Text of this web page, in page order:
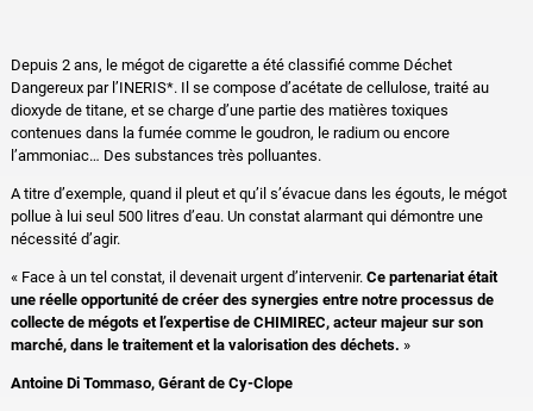
Depuis 2 ans, le mégot de cigarette a été classifié comme Déchet
Dangereux par l’INERIS*. Il se compose d’acétate de cellulose, traité au
dioxyde de titane, et se charge d’une partie des matières toxiques
contenues dans la fumée comme le goudron, le radium ou encore
l’ammoniac… Des substances très polluantes.
A titre d’exemple, quand il pleut et qu’il s’évacue dans les égouts, le mégot
pollue à lui seul 500 litres d’eau. Un constat alarmant qui démontre une
nécessité d’agir.
« Face à un tel constat, il devenait urgent d’intervenir. Ce partenariat était
une réelle opportunité de créer des synergies entre notre processus de
collecte de mégots et l’expertise de CHIMIREC, acteur majeur sur son
marché, dans le traitement et la valorisation des déchets. »
Antoine Di Tommaso, Gérant de Cy-Clope